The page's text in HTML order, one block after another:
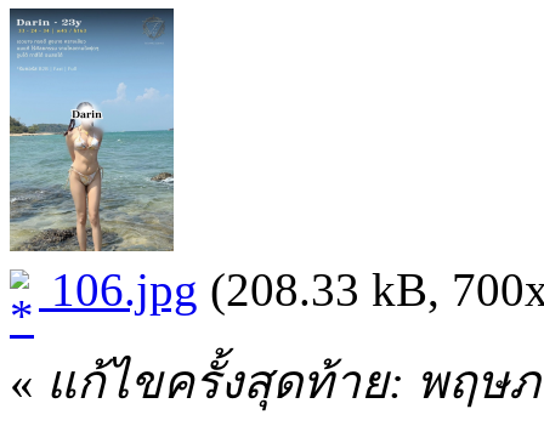
106.jpg (208.33 kB,
« แก้ไขครั้งสุดท้าย: พฤษภ